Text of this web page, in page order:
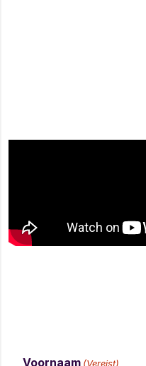
Voornaam (Vereist)